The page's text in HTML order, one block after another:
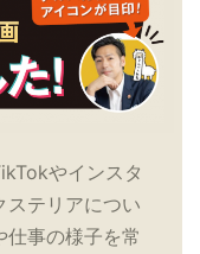
やインスタ
ステリアについ
仕事の様子を常